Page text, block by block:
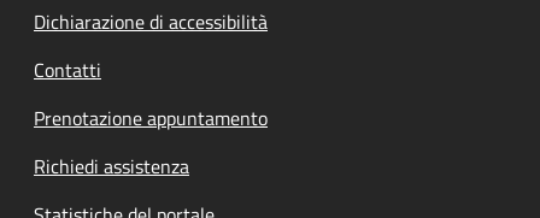
Dichiarazione di accessibilità
Contatti
Prenotazione appuntamento
Richiedi assistenza